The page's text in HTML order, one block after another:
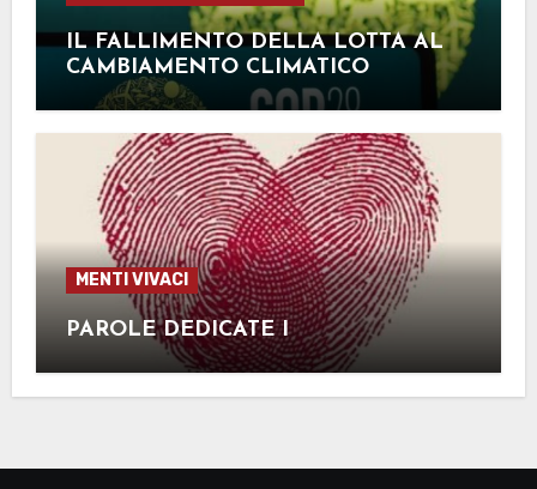
IL FALLIMENTO DELLA LOTTA AL
CAMBIAMENTO CLIMATICO
MENTI VIVACI
PAROLE DEDICATE I